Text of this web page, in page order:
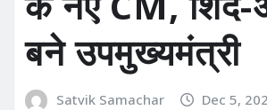
बने उपमुख्यमंत्री
Satvik Samachar Dec 5,